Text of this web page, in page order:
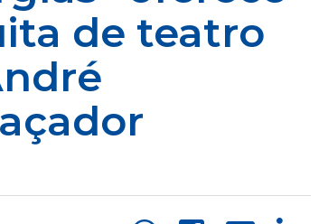
de teatro